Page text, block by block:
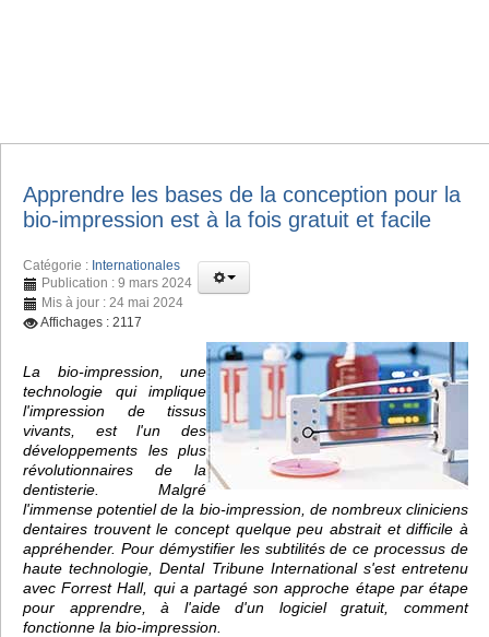
Apprendre les bases de la conception pour la
bio-impression est à la fois gratuit et facile
Catégorie : Internationales
Publication : 9 mars 2024
Mis à jour : 24 mai 2024
Affichages : 2117
La bio-impression, une
technologie qui implique
l'impression de tissus
vivants, est l'un des
développements les plus
révolutionnaires de la
dentisterie. Malgré
l'immense potentiel de la bio-impression, de nombreux cliniciens
dentaires trouvent le concept quelque peu abstrait et difficile à
appréhender. Pour démystifier les subtilités de ce processus de
haute technologie, Dental Tribune International s'est entretenu
avec Forrest Hall, qui a partagé son approche étape par étape
pour apprendre, à l'aide d'un logiciel gratuit, comment
fonctionne la bio-impression.